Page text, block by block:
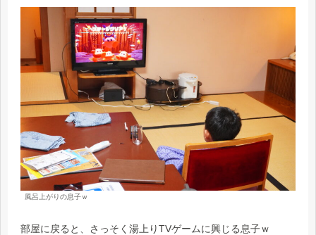
風呂上がりの息子ｗ
部屋に戻ると、さっそく湯上りTVゲームに興じる息子ｗ